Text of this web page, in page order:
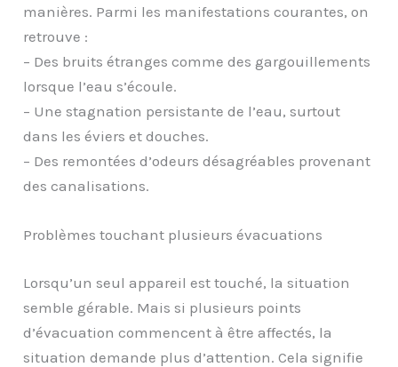
manières. Parmi les manifestations courantes, on
retrouve :
– Des bruits étranges comme des gargouillements
lorsque l’eau s’écoule.
– Une stagnation persistante de l’eau, surtout
dans les éviers et douches.
– Des remontées d’odeurs désagréables provenant
des canalisations.
Problèmes touchant plusieurs évacuations
Lorsqu’un seul appareil est touché, la situation
semble gérable. Mais si plusieurs points
d’évacuation commencent à être affectés, la
situation demande plus d’attention. Cela signifie